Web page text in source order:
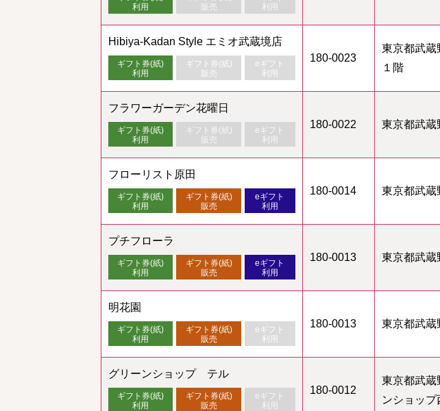
利用
販売
利用
Hibiya-Kadan Style エミオ武蔵境店
ギフト券(紙)
利用
ギフト券(紙)
販売
eギフト
利用
180-0023
東京都武
１階
フラワーガーデン花曜日
ギフト券(紙)
利用
ギフト券(紙)
販売
eギフト
利用
180-0022 東京都武蔵
フローリスト原田
ギフト券(紙)
利用
ギフト券(紙)
販売
eギフト
利用
180-0014 東京都武蔵
プチフローラ
ギフト券(紙)
利用
ギフト券(紙)
販売
eギフト
利用
180-0013 東京都武蔵
明花園
ギフト券(紙)
利用
ギフト券(紙)
販売
eギフト
利用
180-0013 東京都武蔵
グリーンショップ テル
ギフト券(紙)
利用
ギフト券(紙)
販売
eギフト
利用
180-0012
東京都武
ンショップ